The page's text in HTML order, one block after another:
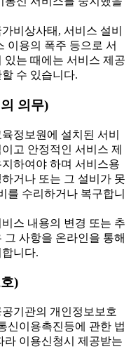
비상사태, 서비스 설비
이용의 폭주 등으로 서
있는 때에는 서비스 제공
수 있습니다.
의무)
정보원에 설치된 서비
고 안정적인 서비스 제
하여야 하며 서비스용
거나 또는 그 설비가 못
를 수리하거나 복구합니
스 내용의 변경 또는 추
그 사항을 온라인을 통해
니다.
)
기관의 개인정보보호
신이용촉진등에 관한 법
라 이용신청시 제공받는